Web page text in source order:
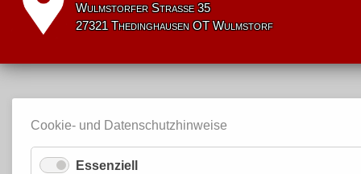
Wulmstorfer Straße 35
27321 Thedinghausen OT Wulmstorf
Cookie- und Datenschutzhinweise
Essenziell